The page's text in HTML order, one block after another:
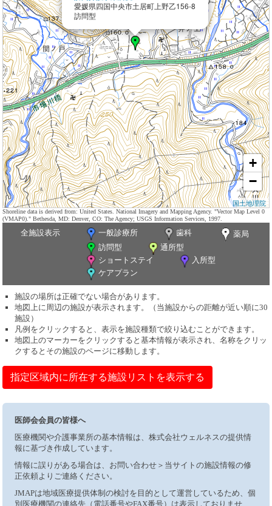
愛媛県四国中央市土居町上野乙156-8
訪問型
+
−
国土地理院
Shoreline data is derived from: United States. National Imagery and Mapping Agency. "Vector Map Level 0
(VMAP0)." Bethesda, MD: Denver, CO: The Agency; USGS Information Services, 1997.
全施設表示 一般診療所 歯科
薬局
訪問型
通所型
ショートステイ
入所型
ケアプラン
施設の場所は正確でない場合があります。
地図上に周辺の施設が表示されます。（当施設からの距離が近い順に30
施設）
凡例をクリックすると、表示を施設種類で絞り込むことができます。
地図上のマーカーをクリックすると基本情報が表示され、名称をクリッ
クするとその施設のページに移動します。
指定区域内に所在する施設リストを表示する
医師会会員の皆様へ
医療機関や介護事業所の基本情報は、株式会社ウェルネスの提供情
報に基づき作成しています。
情報に誤りがある場合は、お問い合わせ＞当サイトの施設情報の修
正依頼よりご連絡ください。
JMAPは地域医療提供体制の検討を目的として運営しているため、個
別医療機関の連絡先（電話番号やFAX番号）は表示しておりませ